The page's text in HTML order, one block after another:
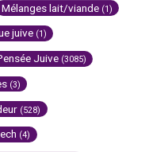
Mélanges lait/viande (1)
juive (1)
Juive (3085)
(3)
(528)
(4)